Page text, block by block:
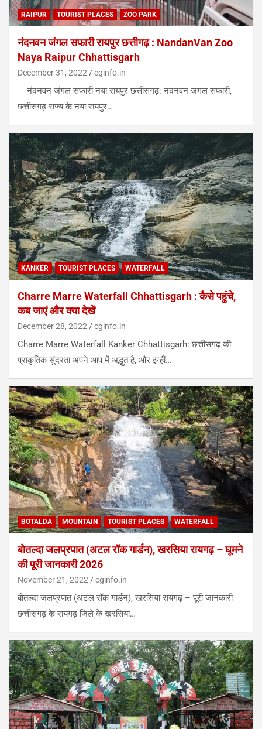
RAIPUR TOURIST PLACES ZOO PARK
नंदनवन जंगल सफारी रायपुर छत्तीगढ़ : NandanVan Zoo
Naya Raipur Chhattisgarh
December 31, 2022 cginfo.in
नंदनवन जंगल सफारी नया रायपुर छत्तीसगढ़: नंदनवन जंगल सफारी,
छत्तीसगढ़ राज्य के नया रायपुर…
KANKER TOURIST PLACES WATERFALL
Charre Marre Waterfall Chhattisgarh : कैसे पहुंचे,
कब जाएं और क्या देखें
December 28, 2022 cginfo.in
Charre Marre Waterfall Kanker Chhattisgarh: छत्तीसगढ़ की
प्राकृतिक सुंदरता अपने आप में अद्भुत है, और इन्हीं…
BOTALDA MOUNTAIN TOURIST PLACES WATERFALL
बोतल्दा जलप्रपात (अटल रॉक गार्डन), खरसिया रायगढ़ – घूमने
की पूरी जानकारी 2026
November 21, 2022 cginfo.in
बोतल्दा जलप्रपात (अटल रॉक गार्डन), खरसिया रायगढ़ – पूरी जानकारी
छत्तीसगढ़ के रायगढ़ जिले के खरसिया…